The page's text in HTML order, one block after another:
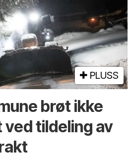
PLUSS
brøt ikke
tildeling av